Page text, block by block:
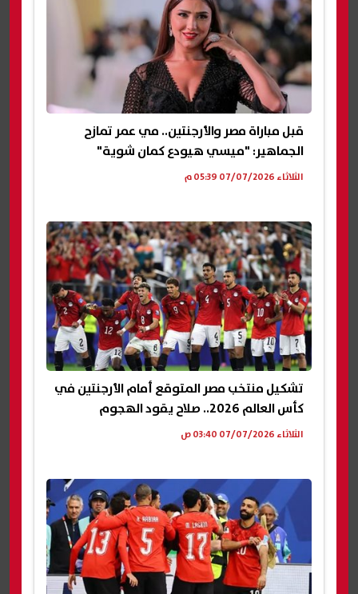
قبل مباراة مصر والأرجنتين.. مي عمر تمازح
الجماهير: "ميسي هيودع كمان شوية"
الثلاثاء 07/07/2026 05:39 م
تشكيل منتخب مصر المتوقع أمام الأرجنتين في
كأس العالم 2026.. صلاح يقود الهجوم
الثلاثاء 07/07/2026 03:40 ص